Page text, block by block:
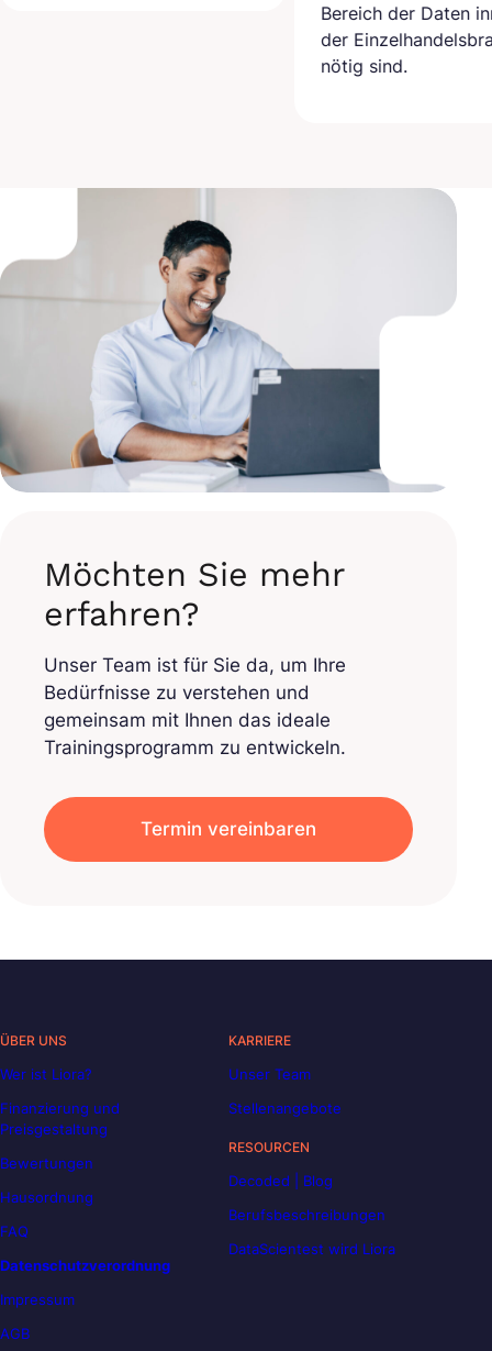
Bereich der Daten innerhalb
der Einzelhandelsbranche
Möchten Sie mehr
erfahren?
Unser Team ist für Sie da, um Ihre
Bedürfnisse zu verstehen und
gemeinsam mit Ihnen das ideale
Trainingsprogramm zu entwickeln.
Termin vereinbaren
ÜBER UNS
Wer ist Liora?
Finanzierung und
Preisgestaltung
Bewertungen
Hausordnung
FAQ
Datenschutzverordnung
Impressum
AGB
KARRIERE
Unser Team
Stellenangebote
RESOURCEN
Decoded | Blog
Berufsbeschreibungen
DataScientest wird Liora